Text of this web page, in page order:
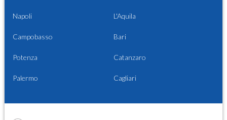
Napoli L'Aquila
Campobasso Bari
Potenza Catanzaro
Palermo Cagliari